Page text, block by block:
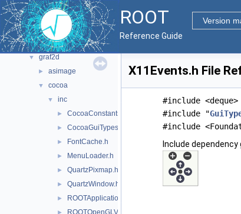
ROOT
Version
Reference Guide
► core
► documentation
► geom
▼ graf2d
► asimage
▼ cocoa
▼ inc
► CocoaConstants.h
► CocoaGuiTypes.h
► FontCache.h
► MenuLoader.h
► QuartzPixmap.h
► QuartzWindow.h
► ROOTApplicationDelegate.h
ROOTOpenGLView.h
X11Events.h File
#include <deque>
#include "
#include
Include